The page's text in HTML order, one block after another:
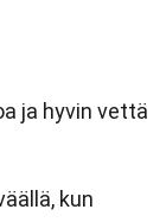
ja hyvin vettä
kun